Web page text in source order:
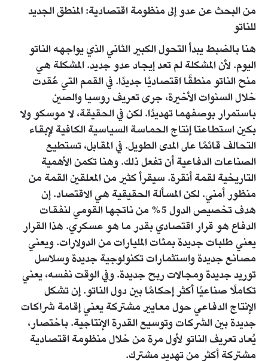
من البحث عن عدو إلى منظومة اقتصادية: المنطق الجديد
للناتو
هنا بالضبط يبدأ التحول الكبير الثاني الذي يواجهه الناتو
اليوم. لأن المشكلة لم تعد إيجاد عدو جديد. المشكلة هي
منح الناتو منطقًا اقتصاديًا جديدًا. في القمم التي عُقدت
خلال السنوات الأخيرة، جرى تعريف روسيا والصين
باستمرار بوصفهما تهديدًا. لكن في الحقيقة، لا موسكو ولا
بكين استطاعتا إنتاج الحماسة السياسية الكافية لإبقاء
التحالف قائمًا على المدى الطويل. في المقابل، تستطيع
الصناعات الدفاعية أن تفعل ذلك. وهنا تكمن الأهمية
التاريخية لقمة أنقرة. سيقرأ كثير من المعلقين القمة من
منظور أمني. لكن المسألة الحقيقية هي الاقتصاد. إن
هدف تخصيص الدول 5% من ناتجها القومي لنفقات
الدفاع هو قرار اقتصادي بقدر ما هو عسكري. هذا القرار
يعني طلبات جديدة بمئات المليارات من الدولارات. ويعني
مصانع جديدة واستثمارات تكنولوجية جديدة وسلاسل
توريد جديدة ومجالات ربح جديدة. وفي الوقت نفسه، يعني
تكاملًا صناعيًا أكثر إحكامًا بين دول الناتو. إن تشكل
الإنتاج الدفاعي حول معايير مشتركة يعني إقامة شراكات
جديدة بين الشركات وتوسيع القدرة الإنتاجية. باختصار،
يُعاد تعريف الناتو لأول مرة من خلال منظومة اقتصادية
مشتركة أكثر من تهديد مشترك.